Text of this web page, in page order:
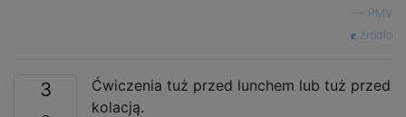
PMV
źródło
3
Ćwiczenia tuż przed lunchem lub tuż przed
kolacją.